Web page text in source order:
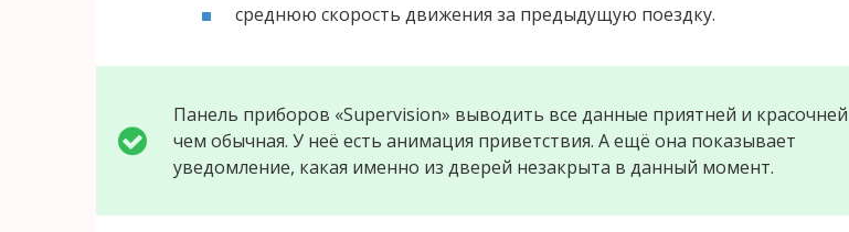
среднюю скорость движения за предыдущую поездку.
Панель приборов «Supervision» выводить все данные приятней и красочней
чем обычная. У неё есть анимация приветствия. А ещё она показывает
уведомление, какая именно из дверей незакрыта в данный момент.